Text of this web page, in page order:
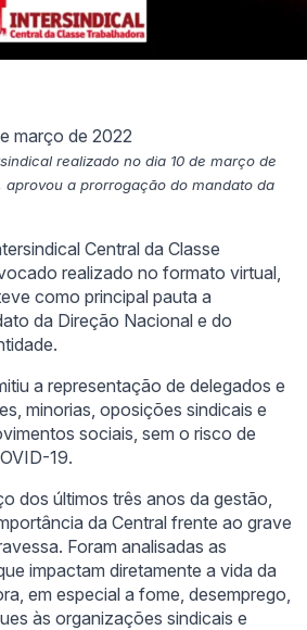
março de 2022
realizado no dia 10 de março de
aprovou a prorrogação do mandato da
Central da Classe
realizado no formato virtual,
como principal pauta a
da Direção Nacional e do
a representação de delegados e
minorias, oposições sindicais e
sociais, sem o risco de
19.
dos últimos três anos da gestão,
da Central frente ao grave
Foram analisadas as
impactam diretamente a vida da
em especial a fome, desemprego,
às organizações sindicais e